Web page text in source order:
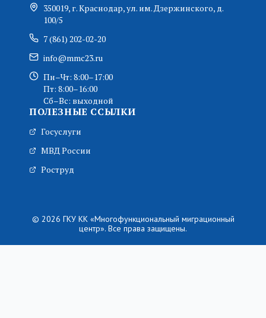
350019, г. Краснодар, ул. им. Дзержинского, д.
100/5
7 (861) 202-02-20
info@mmc23.ru
Пн–Чт: 8:00–17:00
Пт: 8:00–16:00
Сб–Вс: выходной
ПОЛЕЗНЫЕ ССЫЛКИ
Госуслуги
МВД России
Роструд
© 2026 ГКУ КК «Многофункциональный миграционный
центр». Все права защищены.